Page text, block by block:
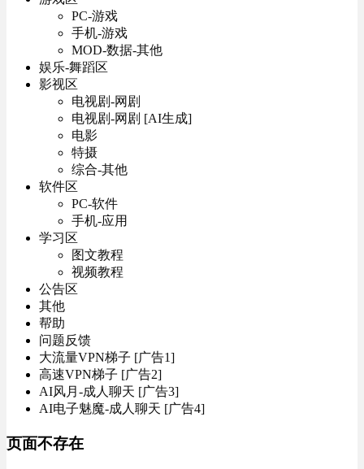
PC-游戏
手机-游戏
MOD-数据-其他
娱乐-舞蹈区
影视区
电视剧-网剧
电视剧-网剧 [AI生成]
电影
特摄
综合-其他
软件区
PC-软件
手机-应用
学习区
图文教程
视频教程
公告区
其他
帮助
问题反馈
大流量VPN梯子 [广告1]
高速VPN梯子 [广告2]
AI风月-成人聊天 [广告3]
AI电子魅魔-成人聊天 [广告4]
页面不存在